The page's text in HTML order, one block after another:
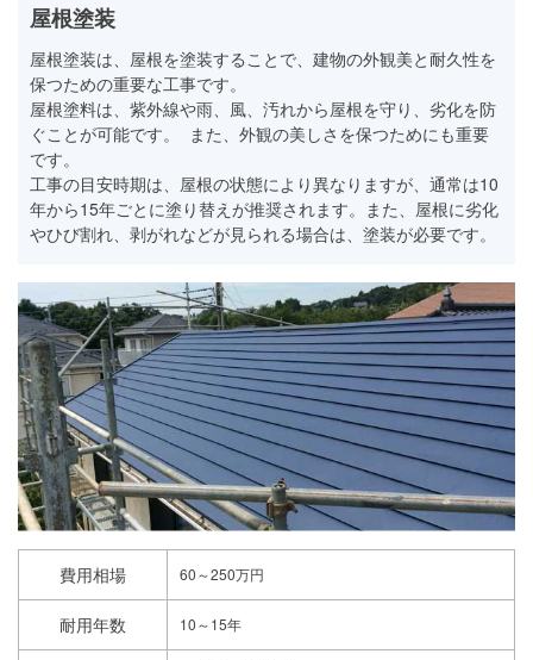
屋根塗装
屋根塗装は、屋根を塗装することで、建物の外観美と耐久性を
保つための重要な工事です。
屋根塗料は、紫外線や雨、風、汚れから屋根を守り、劣化を防
ぐことが可能です。 また、外観の美しさを保つためにも重要
です。
工事の目安時期は、屋根の状態により異なりますが、通常は10
年から15年ごとに塗り替えが推奨されます。また、屋根に劣化
やひび割れ、剥がれなどが見られる場合は、塗装が必要です。
費用相場 60～250万円
耐用年数 10～15年